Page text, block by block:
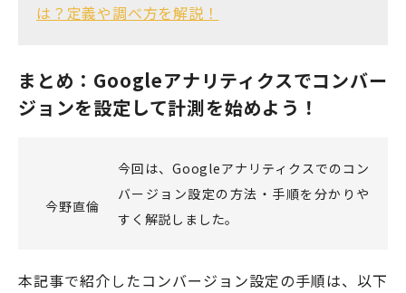
は？定義や調べ方を解説！
まとめ：Googleアナリティクスでコンバー
ジョンを設定して計測を始めよう！
今野直倫
今回は、Googleアナリティクスでのコン
バージョン設定の方法・手順を分かりや
すく解説しました。
本記事で紹介したコンバージョン設定の手順は、以下